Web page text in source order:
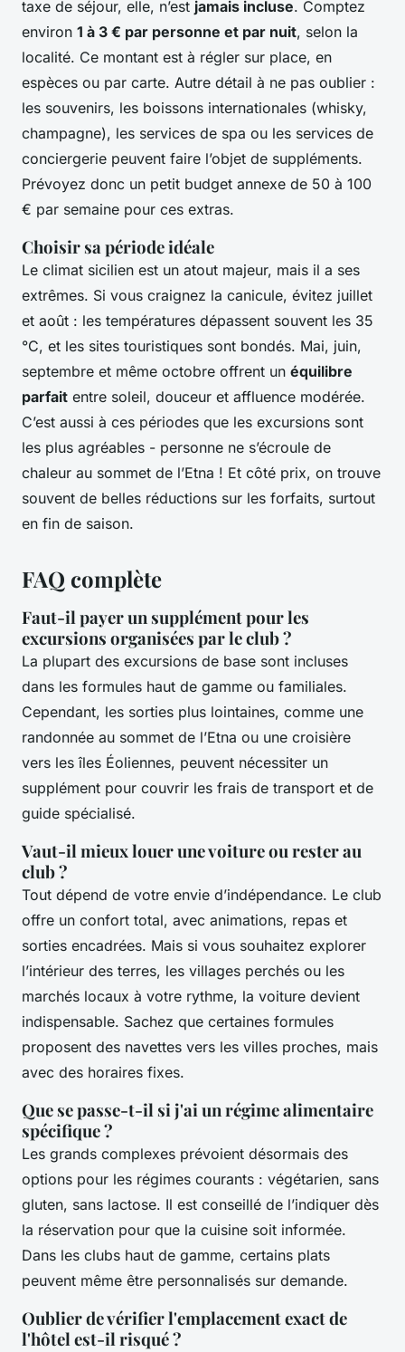
taxe de séjour, elle, n’est jamais incluse. Comptez
environ 1 à 3 € par personne et par nuit, selon la
localité. Ce montant est à régler sur place, en
espèces ou par carte. Autre détail à ne pas oublier :
les souvenirs, les boissons internationales (whisky,
champagne), les services de spa ou les services de
conciergerie peuvent faire l’objet de suppléments.
Prévoyez donc un petit budget annexe de 50 à 100
€ par semaine pour ces extras.
Choisir sa période idéale
Le climat sicilien est un atout majeur, mais il a ses
extrêmes. Si vous craignez la canicule, évitez juillet
et août : les températures dépassent souvent les 35
°C, et les sites touristiques sont bondés. Mai, juin,
septembre et même octobre offrent un équilibre
parfait entre soleil, douceur et affluence modérée.
C’est aussi à ces périodes que les excursions sont
les plus agréables - personne ne s’écroule de
chaleur au sommet de l’Etna ! Et côté prix, on trouve
souvent de belles réductions sur les forfaits, surtout
en fin de saison.
FAQ complète
Faut-il payer un supplément pour les
excursions organisées par le club ?
La plupart des excursions de base sont incluses
dans les formules haut de gamme ou familiales.
Cependant, les sorties plus lointaines, comme une
randonnée au sommet de l’Etna ou une croisière
vers les îles Éoliennes, peuvent nécessiter un
supplément pour couvrir les frais de transport et de
guide spécialisé.
Vaut-il mieux louer une voiture ou rester au
club ?
Tout dépend de votre envie d’indépendance. Le club
offre un confort total, avec animations, repas et
sorties encadrées. Mais si vous souhaitez explorer
l’intérieur des terres, les villages perchés ou les
marchés locaux à votre rythme, la voiture devient
indispensable. Sachez que certaines formules
proposent des navettes vers les villes proches, mais
avec des horaires fixes.
Que se passe-t-il si j'ai un régime alimentaire
spécifique ?
Les grands complexes prévoient désormais des
options pour les régimes courants : végétarien, sans
gluten, sans lactose. Il est conseillé de l’indiquer dès
la réservation pour que la cuisine soit informée.
Dans les clubs haut de gamme, certains plats
peuvent même être personnalisés sur demande.
Oublier de vérifier l'emplacement exact de
l'hôtel est-il risqué ?